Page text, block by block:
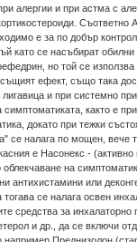
алергии и при астма с
Съответно
е за по добър
като се насъбират обилни
но той се използва
ефект, също така
и при системно
както е
докато при тежки
се налага по мощен, вече
е Насонекс -
на
антихистамини или
се налага освен
средства за
и др., да се включи